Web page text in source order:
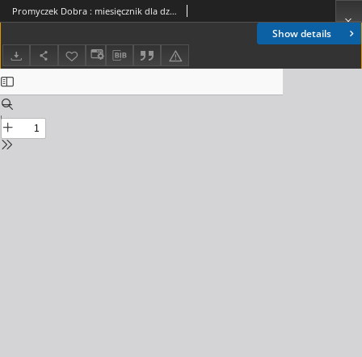
Show details
Promyczek Dobra : miesięcznik dla dzieci. 1999, nr 02(80)